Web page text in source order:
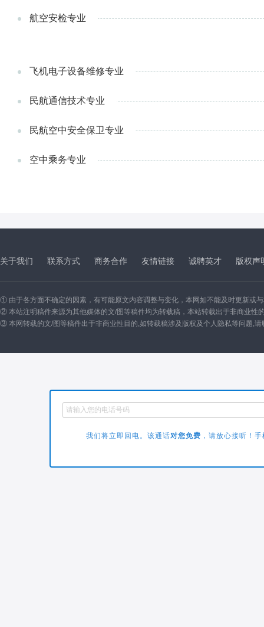
航空安检专业
飞机电子设备维修专业
民航通信技术专业
民航空中安全保卫专业
空中乘务专业
关于我们 联系方式 商务合作 友情链接 诚聘英才 版权声
① 由于各方面不确定的因素，有可能原文内容调整与变化，本网如不能及时更新或
② 本站注明稿件来源为其他媒体的文/图等稿件均为转载稿，本站转载出于非商业性
③ 本网转载的文/图等稿件出于非商业性目的,如转载稿涉及版权及个人隐私等问题,
我们将立即回电。该通话对您免费 ，请放心接听！